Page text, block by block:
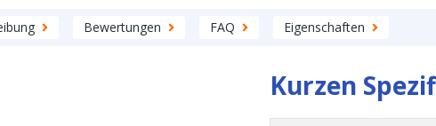
Bewertungen FAQ Eigenschaften
Kurzen